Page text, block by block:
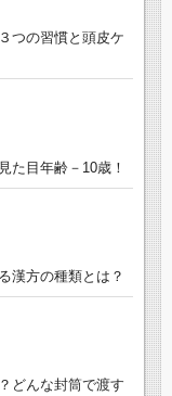
つの習慣と頭皮ケ
た目年齢－10歳！
漢方の種類とは？
どんな封筒で渡す